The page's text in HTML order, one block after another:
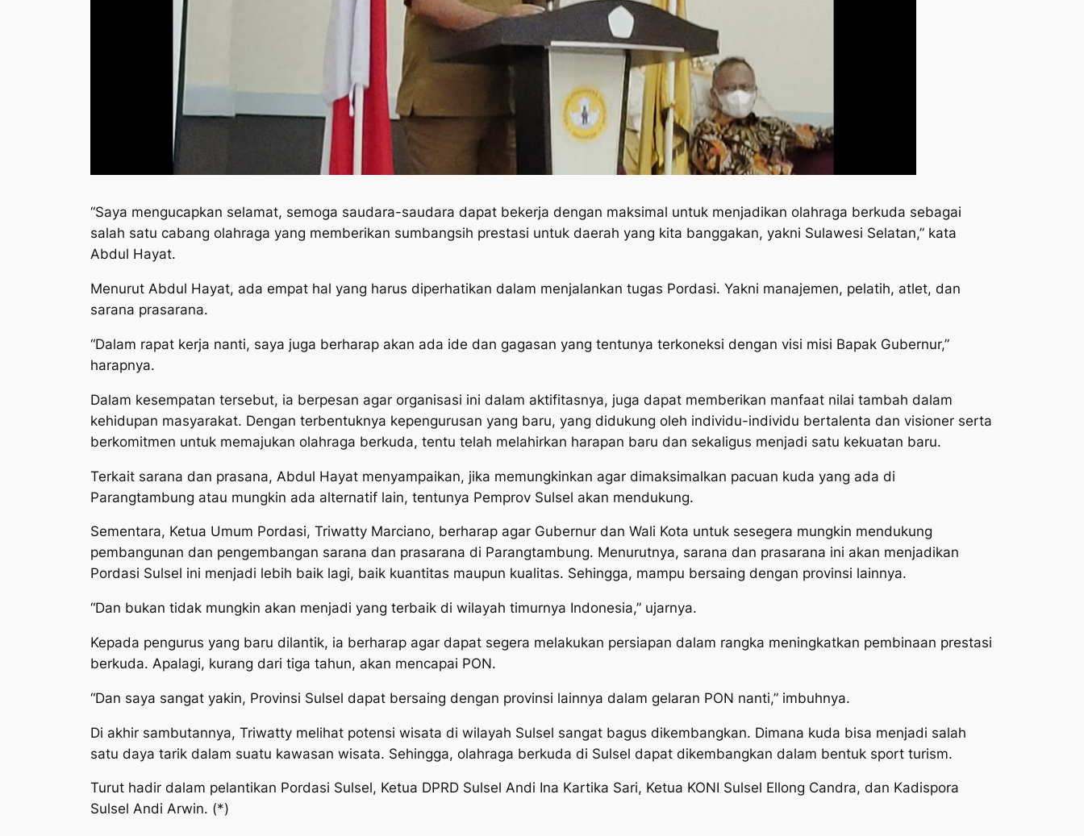
“Saya mengucapkan selamat, semoga saudara-saudara dapat bekerja dengan maksimal untuk menjadikan olahraga berkuda sebagai
salah satu cabang olahraga yang memberikan sumbangsih prestasi untuk daerah yang kita banggakan, yakni Sulawesi Selatan,” kata
Abdul Hayat.
Menurut Abdul Hayat, ada empat hal yang harus diperhatikan dalam menjalankan tugas Pordasi. Yakni manajemen, pelatih, atlet, dan
sarana prasarana.
“Dalam rapat kerja nanti, saya juga berharap akan ada ide dan gagasan yang tentunya terkoneksi dengan visi misi Bapak Gubernur,”
harapnya.
Dalam kesempatan tersebut, ia berpesan agar organisasi ini dalam aktifitasnya, juga dapat memberikan manfaat nilai tambah dalam
kehidupan masyarakat. Dengan terbentuknya kepengurusan yang baru, yang didukung oleh individu-individu bertalenta dan visioner serta
berkomitmen untuk memajukan olahraga berkuda, tentu telah melahirkan harapan baru dan sekaligus menjadi satu kekuatan baru.
Terkait sarana dan prasana, Abdul Hayat menyampaikan, jika memungkinkan agar dimaksimalkan pacuan kuda yang ada di
Parangtambung atau mungkin ada alternatif lain, tentunya Pemprov Sulsel akan mendukung.
Sementara, Ketua Umum Pordasi, Triwatty Marciano, berharap agar Gubernur dan Wali Kota untuk sesegera mungkin mendukung
pembangunan dan pengembangan sarana dan prasarana di Parangtambung. Menurutnya, sarana dan prasarana ini akan menjadikan
Pordasi Sulsel ini menjadi lebih baik lagi, baik kuantitas maupun kualitas. Sehingga, mampu bersaing dengan provinsi lainnya.
“Dan bukan tidak mungkin akan menjadi yang terbaik di wilayah timurnya Indonesia,” ujarnya.
Kepada pengurus yang baru dilantik, ia berharap agar dapat segera melakukan persiapan dalam rangka meningkatkan pembinaan prestasi
berkuda. Apalagi, kurang dari tiga tahun, akan mencapai PON.
“Dan saya sangat yakin, Provinsi Sulsel dapat bersaing dengan provinsi lainnya dalam gelaran PON nanti,” imbuhnya.
Di akhir sambutannya, Triwatty melihat potensi wisata di wilayah Sulsel sangat bagus dikembangkan. Dimana kuda bisa menjadi salah
satu daya tarik dalam suatu kawasan wisata. Sehingga, olahraga berkuda di Sulsel dapat dikembangkan dalam bentuk sport turism.
Turut hadir dalam pelantikan Pordasi Sulsel, Ketua DPRD Sulsel Andi Ina Kartika Sari, Ketua KONI Sulsel Ellong Candra, dan Kadispora
Sulsel Andi Arwin. (*)